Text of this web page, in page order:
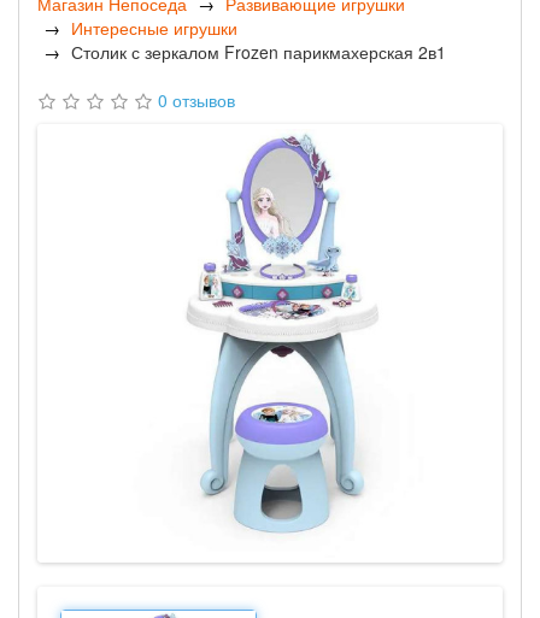
Интересные игрушки
Столик с зеркалом Frozen парикмахерская 2в1
0 отзывов